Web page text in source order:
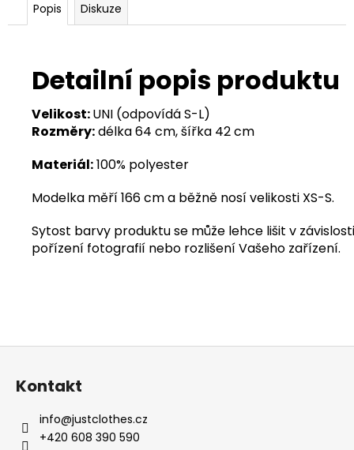
Popis Diskuze
Detailní popis produktu
Velikost:UNI (odpovídá S-L)
Rozměry:délka 64 cm, šířka 42 cm
Materiál:100% polyester
Modelka měří 166 cm a běžně nosí velikosti XS-S.
Sytost barvy produktu se může lehce lišit v
pořízení fotografií nebo rozlišení Vašeho zařízení.
Kontakt
info@justclothes.cz
+420 608 390 590